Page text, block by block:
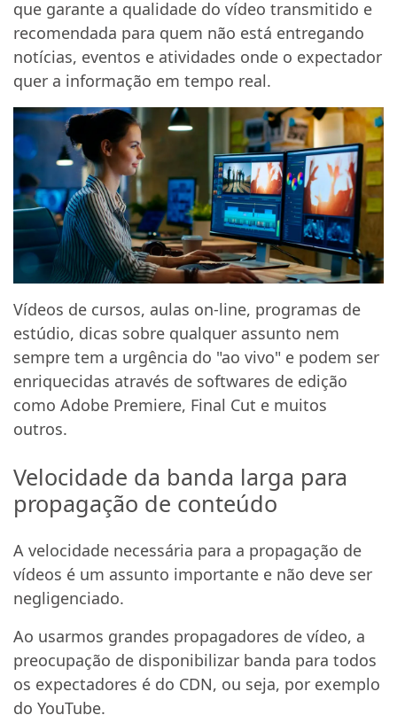
que garante a qualidade do vídeo transmitido e
recomendada para quem não está entregando
notícias, eventos e atividades onde o expectador
quer a informação em tempo real.
Vídeos de cursos, aulas on-line, programas de
estúdio, dicas sobre qualquer assunto nem
sempre tem a urgência do "ao vivo" e podem ser
enriquecidas através de softwares de edição
como Adobe Premiere, Final Cut e muitos
outros.
Velocidade da banda larga para
propagação de conteúdo
A velocidade necessária para a propagação de
vídeos é um assunto importante e não deve ser
negligenciado.
Ao usarmos grandes propagadores de vídeo, a
preocupação de disponibilizar banda para todos
os expectadores é do CDN, ou seja, por exemplo
do YouTube.